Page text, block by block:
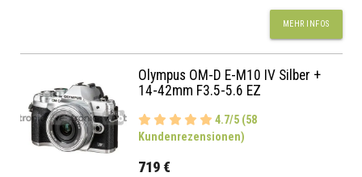
MEHR INFOS
Olympus OM-D E-M10 IV Silber +
14-42mm F3.5-5.6 EZ
4.7/5 (58
Kundenrezensionen)
719 €